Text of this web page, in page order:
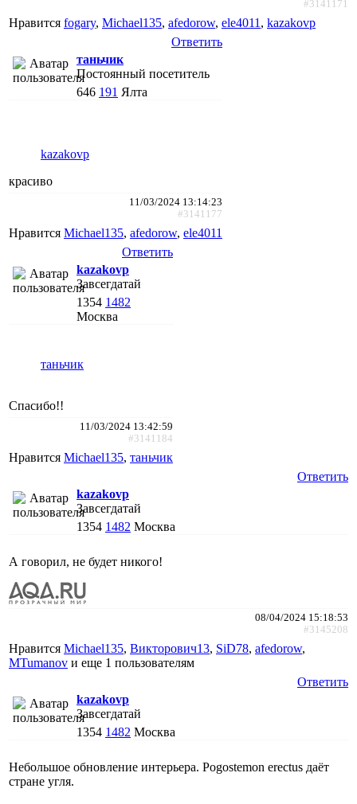
#3141171
Нравится fogary, Michael135, afedorow, ele4011 , kazakovp
Ответить
таньчик
Постоянный посетитель
646 191 Ялта
kazakovp
красиво
11/03/2024 13:14:23
#3141177
Нравится Michael135, afedorow, ele4011
Ответить
kazakovp
Завсегдатай
1354 1482
Москва
таньчик
Спасибо!!
11/03/2024 13:42:59
#3141184
Нравится Michael135, таньчик
Ответить
kazakovp
Завсегдатай
1354 1482 Москва
А говорил, не будет никого!
08/04/2024 15:18:53
#3145208
Нравится Michael135, Викторович13, SiD78, afedorow,
MTumanov и еще 1 пользователям
Ответить
kazakovp
Завсегдатай
1354 1482 Москва
Небольшое обновление интерьера. Pogostemon erectus даёт
стране угля.